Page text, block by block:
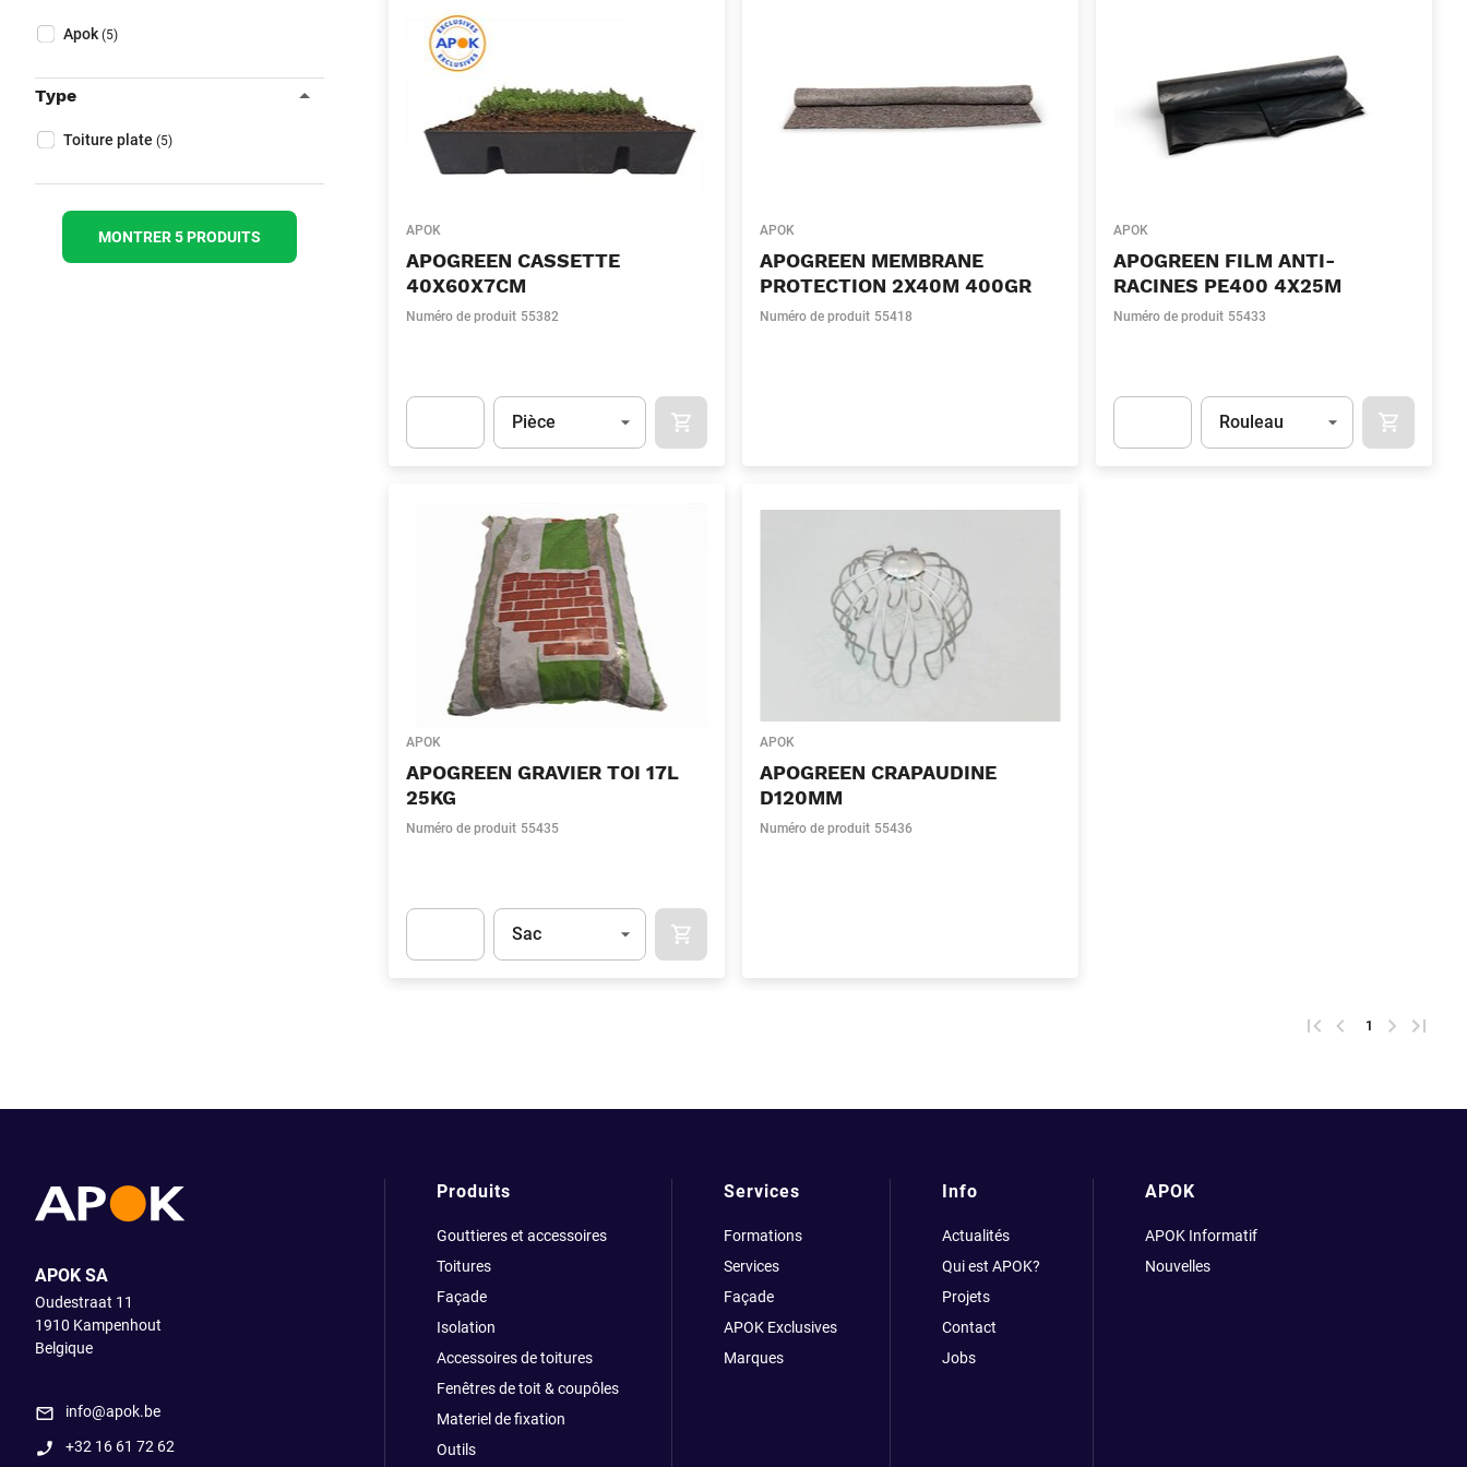
Marque (Optionnel)
Apok (5)
Type
Type (Optionnel)
Toiture plate (5)
MONTRER 5 PRODUITS APOK
APOGREEN CASSETTE
40X60X7CM
Numéro de produit 55382
Unité
Pièce APOK.CATEGORY.PRODUCTS.CART.ADDTOCART
APOK
APOGREEN MEMBRANE
PROTECTION 2X40M 400GR
Numéro de produit 55418
APOK
APOGREEN FILM ANTI-
RACINES PE400 4X25M
Numéro de produit 55433
Unité
Rouleau
APOK
APOGREEN GRAVIER TOI 17L
25KG
Numéro de produit 55435
Unité
Sac APOK.CATEGORY.PRODUCTS.CART.ADDTOCART
APOK
APOGREEN CRAPAUDINE
D120MM
Numéro de produit 55436
Première page
Page précédente
1 Prochaine
APOK SA
Oudestraat 11
1910 Kampenhout
Belgique
info@apok.be
+32 16 61 72 62
Produits
Gouttieres et accessoires
Toitures
Façade
Isolation
Accessoires de toitures
Fenêtres de toit & coupôles
Materiel de fixation
Outils
Services
Formations
Services
Façade
APOK Exclusives
Marques
Info
Actualités
Qui est APOK?
Projets
Contact
Jobs
APOK
APOK Informatif
Nouvelles